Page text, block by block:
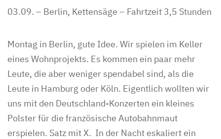
03.09. – Berlin, Kettensäge – Fahrtzeit 3,5 Stunden
Montag in Berlin, gute Idee. Wir spielen im Keller
eines Wohnprojekts. Es kommen ein paar mehr
Leute, die aber weniger spendabel sind, als die
Leute in Hamburg oder Köln. Eigentlich wollten wir
uns mit den Deutschland-Konzerten ein kleines
Polster für die französische Autobahnmaut
erspielen. Satz mit X. In der Nacht eskaliert ein